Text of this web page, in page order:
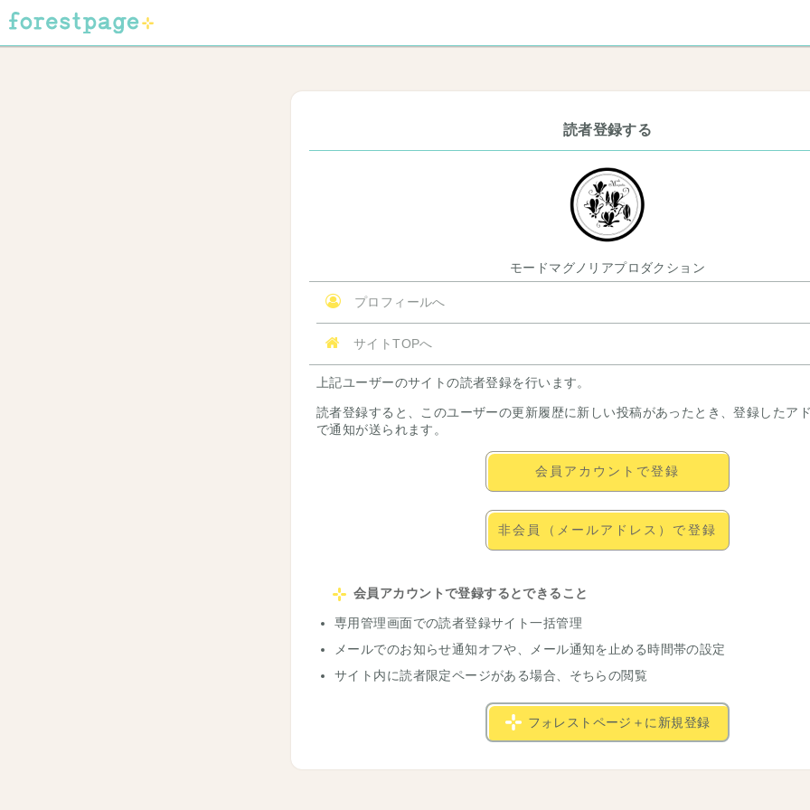
読者登録する
モードマグノリアプロダクション
プロフィールへ
サイトTOPへ
上記ユーザーのサイトの読者登録を行います。
読者登録すると、このユーザーの更新履歴に新しい投稿があったとき、登録したア
で通知が送られます。
会員アカウントで登録
非会員（メールアドレス）で登録
会員アカウントで登録するとできること
専用管理画面での読者登録サイト一括管理
メールでのお知らせ通知オフや、メール通知を止める時間帯の設定
サイト内に読者限定ページがある場合、そちらの閲覧
フォレストページ＋に新規登録